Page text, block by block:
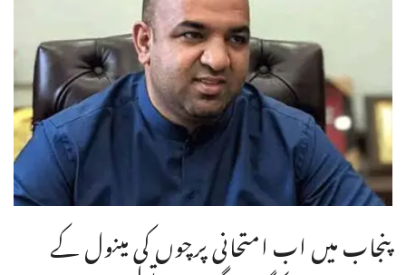
پنجاب میں اب امتحانی پرچوں کی مینول کے